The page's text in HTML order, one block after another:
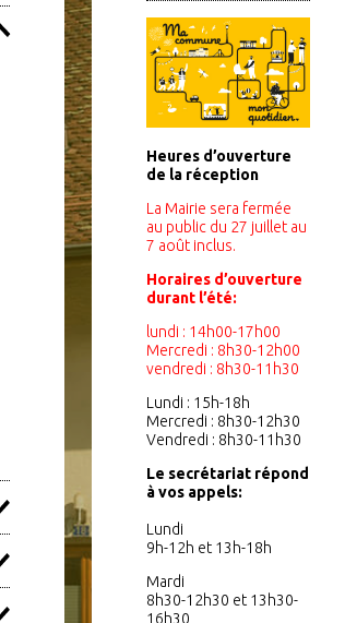
Info Travaux – Mise en
conformité réseau évacuation
Canon Inc
Heures d’ouverture
de la réception
La Mairie sera fermée
au public du 27 juillet au
7 août inclus.
Horaires d’ouverture
durant l’été:
lundi : 14h00-17h00
Mercredi : 8h30-12h00
vendredi : 8h30-11h30
Lundi : 15h-18h
Mercredi : 8h30-12h30
Vendredi : 8h30-11h30
Le secrétariat répond
à vos appels:
Lundi
9h-12h et 13h-18h
Mardi
8h30-12h30 et 13h30-
16h30